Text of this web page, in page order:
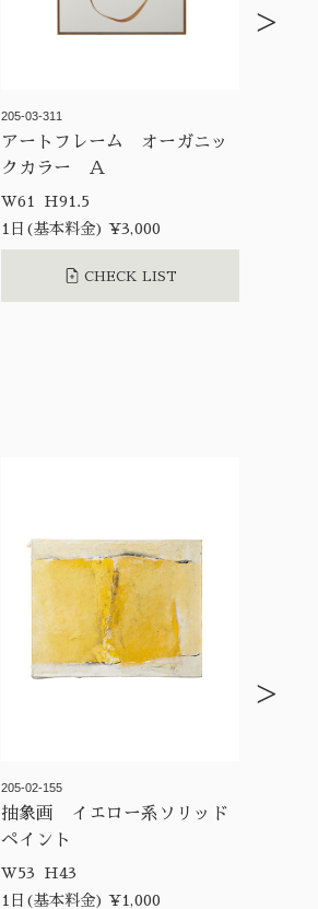
205-03-311
アートフレーム オーガニッ
クカラー Ａ
W61 H91.5
1日(基本料金) ¥3,000
CHECK LIST
>
205-02-155
抽象画 イエロー系ソリッド
ペイント
W53 H43
1日(基本料金) ¥1,000
>